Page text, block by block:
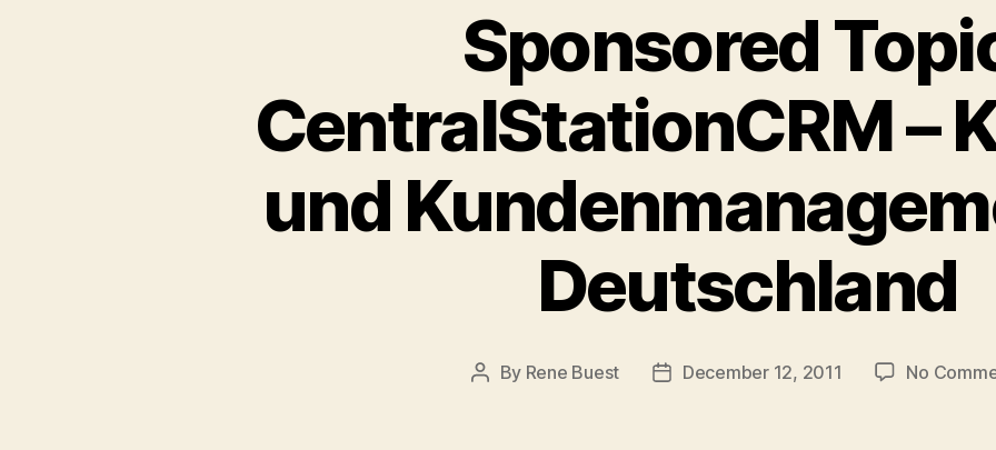
Sponsored
CentralStationCRM –
und
Deutschland
Post
By Rene Buest
PostDecember 12, 2011 No